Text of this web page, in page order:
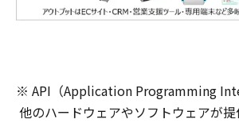
※ API（Application Programming
他のハードウェアやソフトウェアが